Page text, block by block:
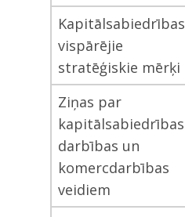
Kapitālsabiedrības
vispārējie
stratēģiskie mērķi
Ziņas par
kapitālsabiedrības
darbības un
komercdarbības
veidiem